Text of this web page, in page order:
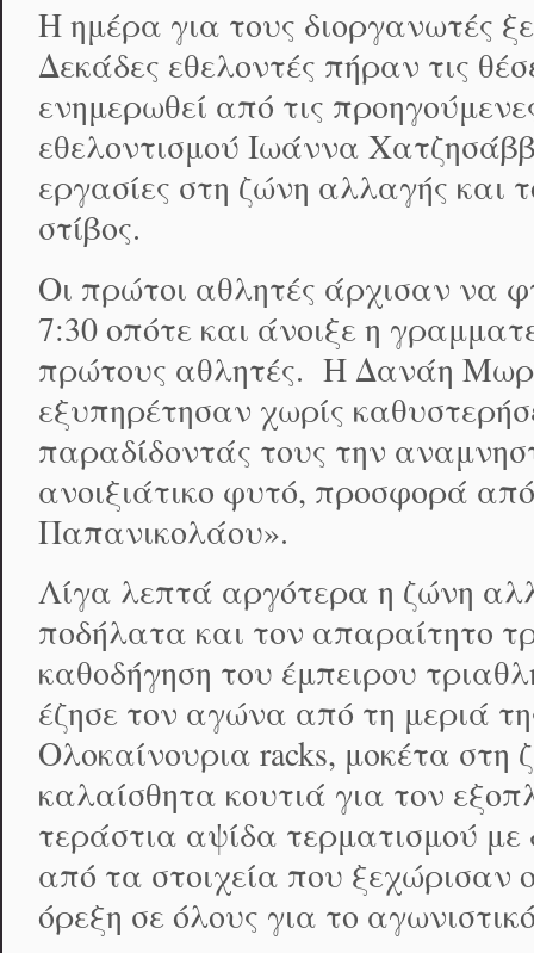
Η ημέρα για τους διοργανωτές
Δεκάδες εθελοντές πήραν τις
ενημερωθεί από τις
εθελοντισμού Ιωάννα
εργασίες στη ζώνη αλλαγής και
στίβος.
Οι πρώτοι αθλητές άρχισαν να
7:30 οπότε και άνοιξε η
πρώτους αθλητές. Η Δανάη
εξυπηρέτησαν χωρίς
παραδίδοντάς τους την
ανοιξιάτικο φυτό, προσφορά
Παπανικολάου».
Λίγα λεπτά αργότερα η ζώνη
ποδήλατα και τον απαραίτητο
καθοδήγηση του έμπειρου
έζησε τον αγώνα από τη μεριά
Ολοκαίνουρια racks, μοκέτα
καλαίσθητα κουτιά για τον
τεράστια αψίδα τερματισμού
από τα στοιχεία που ξεχώρισαν
όρεξη σε όλους για το